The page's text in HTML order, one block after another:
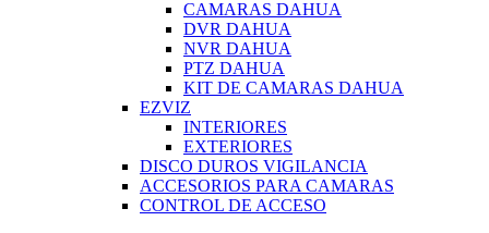
CAMARAS DAHUA
DVR DAHUA
NVR DAHUA
PTZ DAHUA
KIT DE CAMARAS DAHUA
EZVIZ
INTERIORES
EXTERIORES
DISCO DUROS VIGILANCIA
ACCESORIOS PARA CAMARAS
CONTROL DE ACCESO